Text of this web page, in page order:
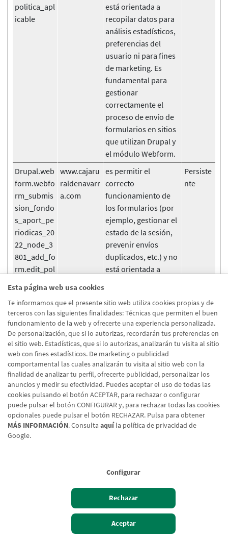
Esta página web usa cookies
Te informamos que el presente sitio web utiliza cookies propias y de
terceros con las siguientes finalidades: Técnicas que permiten el buen
funcionamiento de la web y ofrecerte una experiencia personalizada.
De personalización, que si lo autorizas, recordarán tus preferencias en
el sitio web. Estadísticas, que si lo autorizas, analizarán tu visita al sitio
web con fines estadísticos. De marketing o publicidad
comportamental las cuales analizarán tu visita al sitio web con la
finalidad de analizar tu perfil, ofrecerte publicidad, personalizar los
anuncios y medir su efectividad. Puedes aceptar el uso de todas las
cookies pulsando el botón ACEPTAR, para rechazar o configurar
puede pulsar el botón CONFIGURAR y, para rechazar todas las cookies
opcionales puede pulsar el botón RECHAZAR. Pulsa para obtener
MÁS INFORMACIÓN. Consulta aquíla política de privacidad de
Google.
Configurar
Rechazar
Aceptar
politica_apl
icable
está orientada a
recopilar datos para
análisis estadísticos,
preferencias del
usuario ni para fines
de marketing. Es
fundamental para
gestionar
correctamente el
proceso de envío de
formularios en sitios
que utilizan Drupal y
el módulo Webform.
Drupal.web
form.webfo
rm_submis
sion_fondo
s_aport_pe
riodicas_20
22_node_3
801_add_fo
rm.edit_pol
itica_aplica
ble
www.cajaru
raldenavarr
a.com
es permitir el
correcto
funcionamiento de
los formularios (por
ejemplo, gestionar el
estado de la sesión,
prevenir envíos
duplicados, etc.) y no
está orientada a
preferencias del
usuario ni para fines
de marketing. Es
fundamental para
gestionar
correctamente el
proceso de envío de
formularios en sitios
que utilizan Drupal y
el módulo Webform.
Persiste
nte
Drupal.web
Hazte cliente Acceso cliente